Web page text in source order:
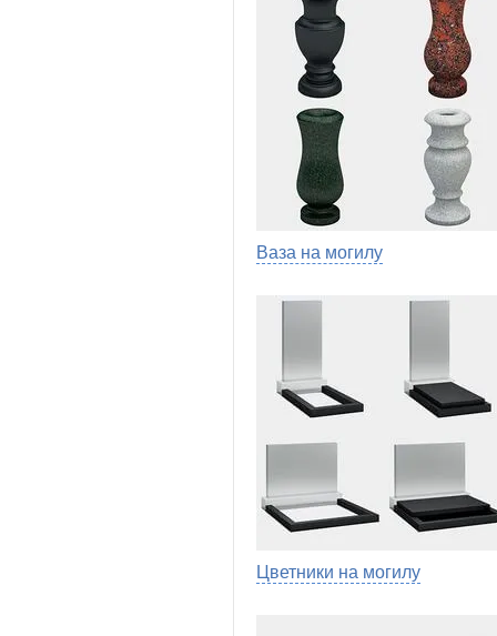
Ваза на могилу
Цветники на могилу